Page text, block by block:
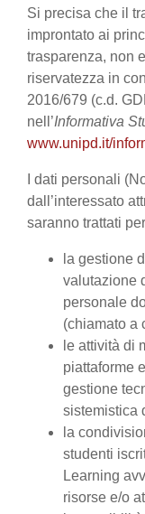
Si precisa che il
improntato ai
trasparenza, non
riservatezza in
2016/679 (c.d.
nell’Informativa
www.unipd.it/
I dati personali
dall’interessato
saranno trattati
la gestione
valutazione
personale
(chiamato a
le attività di
piattaforme
gestione
sistemistica
la
studenti
Learning
risorse e/o